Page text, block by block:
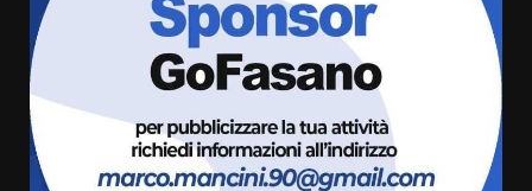
Fasanese ferito a colpi di arma
da fuoco
6 Agosto 2026 18:13